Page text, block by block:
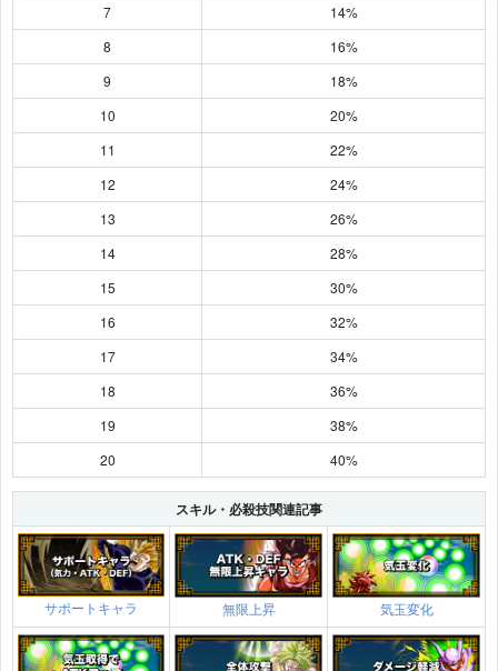
7
14%
8
16%
9
18%
10
20%
11
22%
12
24%
13
26%
14
28%
15
30%
16
32%
17
34%
18
36%
19
38%
20
40%
スキル・必殺技関連記事
サポートキャラ 無限上昇 気玉変化